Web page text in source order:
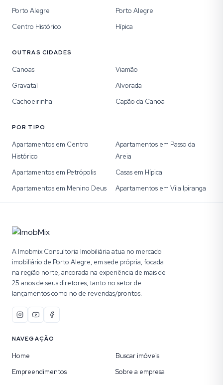
Porto Alegre
Porto Alegre
Centro Histórico
Hípica
OUTRAS CIDADES
Canoas
Viamão
Gravataí
Alvorada
Cachoeirinha
Capão da Canoa
POR TIPO
Apartamentos em Centro
Histórico
Apartamentos em Passo da
Areia
Apartamentos em Petrópolis
Casas em Hípica
Apartamentos em Menino Deus
Apartamentos em Vila Ipiranga
A Imobmix Consultoria Imobiliária atua no mercado
imobiliário de Porto Alegre, em sede própria, focada
na região norte, ancorada na experiência de mais de
25 anos de seus diretores, tanto no setor de
lançamentos como no de revendas/prontos.
NAVEGAÇÃO
Home
Buscar imóveis
Empreendimentos
Sobre a empresa